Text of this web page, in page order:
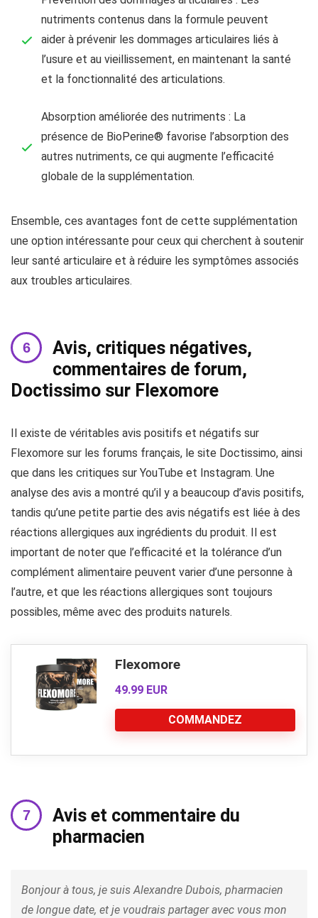
nutriments contenus dans la formule peuvent
aider à prévenir les dommages articulaires liés à
l’usure et au vieillissement, en maintenant la santé
et la fonctionnalité des articulations.
Absorption améliorée des nutriments : La
présence de BioPerine® favorise l’absorption des
autres nutriments, ce qui augmente l’efficacité
globale de la supplémentation.
Ensemble, ces avantages font de cette supplémentation
une option intéressante pour ceux qui cherchent à soutenir
leur santé articulaire et à réduire les symptômes associés
aux troubles articulaires.
Avis, critiques négatives,
commentaires de forum,
Doctissimo sur Flexomore
Il existe de véritables avis positifs et négatifs sur
Flexomore sur les forums français, le site Doctissimo, ainsi
que dans les critiques sur YouTube et Instagram. Une
analyse des avis a montré qu’il y a beaucoup d’avis positifs,
tandis qu’une petite partie des avis négatifs est liée à des
réactions allergiques aux ingrédients du produit. Il est
important de noter que l’efficacité et la tolérance d’un
complément alimentaire peuvent varier d’une personne à
l’autre, et que les réactions allergiques sont toujours
possibles, même avec des produits naturels.
Flexomore
49.99 EUR
COMMANDEZ
Avis et commentaire du
pharmacien
Bonjour à tous, je suis Alexandre Dubois, pharmacien
de longue date, et je voudrais partager avec vous mon